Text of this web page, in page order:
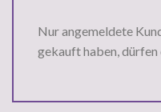
Nur angemeldete
gekauft haben, dürfen